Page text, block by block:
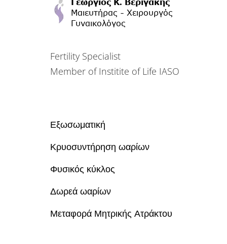
Fertility Specialist
Member of Institite of Life IASO
Εξωσωματική
Κρυοσυντήρηση ωαρίων
Φυσικός κύκλος
Δωρεά ωαρίων
Μεταφορά Μητρικής Ατράκτου